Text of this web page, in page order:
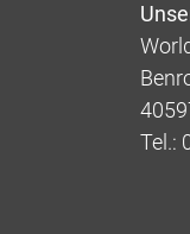
Tel.: